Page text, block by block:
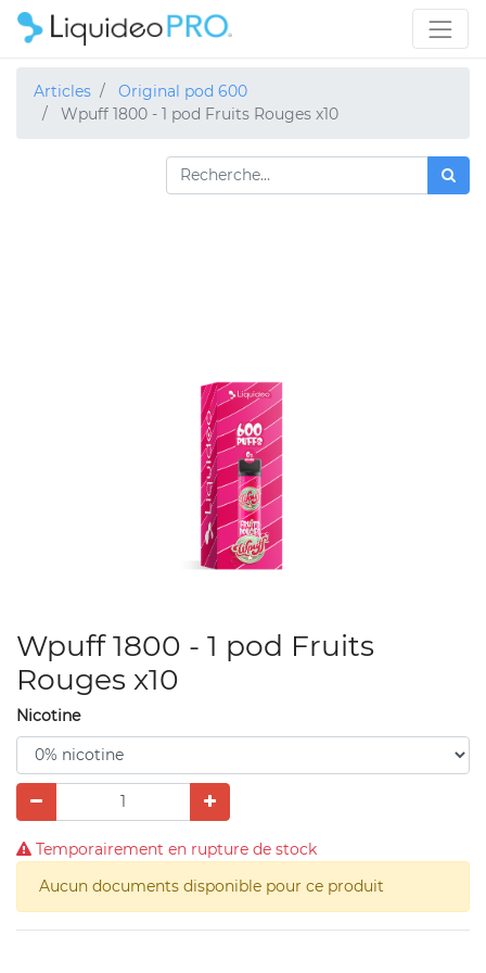
Articles
Original pod 600
Wpuff 1800 - 1 pod Fruits Rouges x10
Wpuff 1800 - 1 pod Fruits
Rouges x10
Nicotine
Temporairement en rupture de stock
Aucun documents disponible pour ce produit